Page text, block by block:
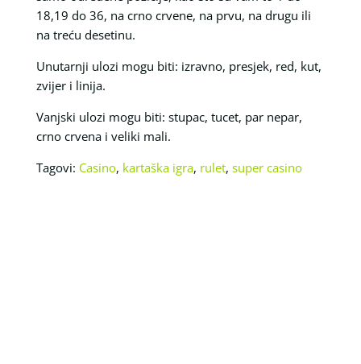
18,19 do 36, na crno crvene, na prvu, na drugu ili
na treću desetinu.
Unutarnji ulozi mogu biti: izravno, presjek, red, kut,
zvijer i linija.
Vanjski ulozi mogu biti: stupac, tucet, par nepar,
crno crvena i veliki mali.
Tagovi: Casino, kartaška igra, rulet, super casino